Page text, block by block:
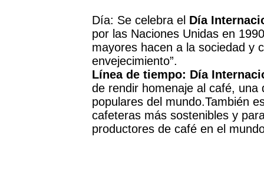
Día: Se celebra el Día
por las Naciones Unidas en
mayores hacen a la sociedad y
envejecimiento”.
Línea de tiempo: Día
de rendir homenaje al café,
populares del mundo.También
cafeteras más sostenibles y
productores de café en el